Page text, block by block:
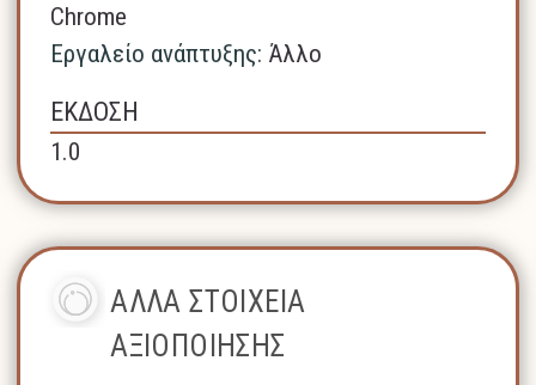
Chrome
Εργαλείο ανάπτυξης: Άλλο
ΕΚΔΟΣΗ
1.0
ΑΛΛΑ ΣΤΟΙΧΕΙΑ
ΑΞΙΟΠΟΙΗΣΗΣ